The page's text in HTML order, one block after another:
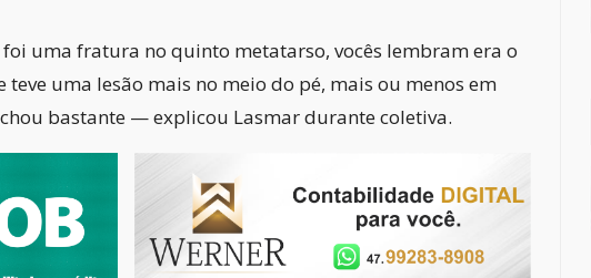
uma fratura no quinto metatarso, vocês lembram era o
teve uma lesão mais no meio do pé, mais ou menos em
bastante — explicou Lasmar durante coletiva.